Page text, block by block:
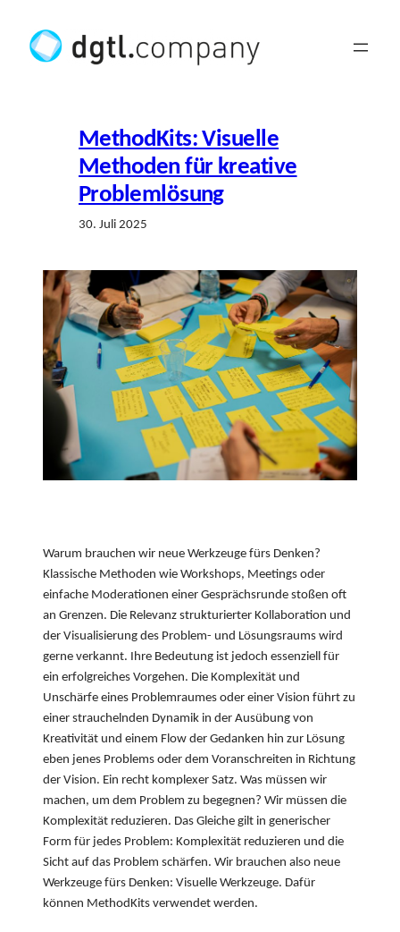
Inhalt
springen
MethodKits: Visuelle
Methoden für kreative
Problemlösung
30. Juli 2025
Warum brauchen wir neue Werkzeuge fürs Denken?
Klassische Methoden wie Workshops, Meetings oder
einfache Moderationen einer Gesprächsrunde stoßen oft
an Grenzen. Die Relevanz strukturierter Kollaboration und
der Visualisierung des Problem- und Lösungsraums wird
gerne verkannt. Ihre Bedeutung ist jedoch essenziell für
ein erfolgreiches Vorgehen. Die Komplexität und
Unschärfe eines Problemraumes oder einer Vision führt zu
einer strauchelnden Dynamik in der Ausübung von
Kreativität und einem Flow der Gedanken hin zur Lösung
eben jenes Problems oder dem Voranschreiten in Richtung
der Vision. Ein recht komplexer Satz. Was müssen wir
machen, um dem Problem zu begegnen? Wir müssen die
Komplexität reduzieren. Das Gleiche gilt in generischer
Form für jedes Problem: Komplexität reduzieren und die
Sicht auf das Problem schärfen. Wir brauchen also neue
Werkzeuge fürs Denken: Visuelle Werkzeuge. Dafür
können MethodKits verwendet werden.